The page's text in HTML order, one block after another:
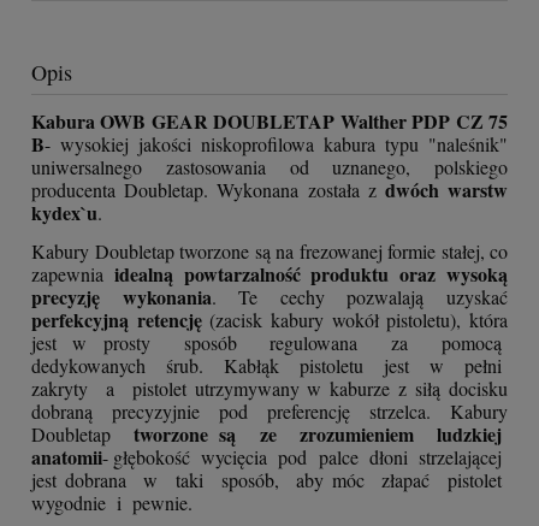
Opis
Kabura OWB GEAR DOUBLETAP Walther PDP CZ 75
B- wysokiej jakości niskoprofilowa kabura typu "naleśnik"
uniwersalnego zastosowania od uznanego, polskiego
producenta Doubletap. Wykonana została z dwóch warstw
kydex`u.
Kabury Doubletap tworzone są na frezowanej formie stałej, co
zapewnia idealną powtarzalność produktu oraz wysoką
precyzję wykonania. Te cechy pozwalają uzyskać
perfekcyjną retencję(zacisk kabury wokół pistoletu), która
jest w prosty sposób regulowana za pomocą
dedykowanych śrub. Kabłąk pistoletu jest w pełni
zakryty a pistolet utrzymywany w kaburze z siłą docisku
dobraną precyzyjnie pod preferencję strzelca. Kabury
Doubletap
tworzone są ze zrozumieniem ludzkiej
anatomii- głębokość wycięcia pod palce dłoni strzelającej
jest dobrana w taki sposób, aby móc złapać pistolet
wygodnie i pewnie.